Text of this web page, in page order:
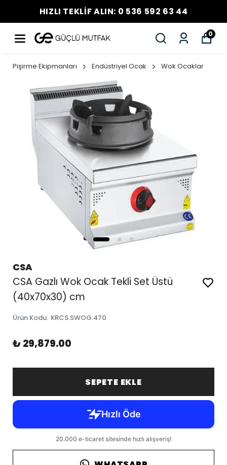
HIZLI TEKLİF ALIN: 0 536 592 63 44
0
Pişirme Ekipmanları Endüstriyel Ocak Wok Ocaklar
CSA
CSA Gazlı Wok Ocak Tekli Set Üstü
(40x70x30) cm
Ürün Kodu: KRCS.SWOG.470
₺ 29,879.00
SEPETE EKLE